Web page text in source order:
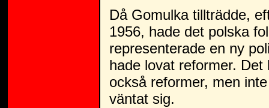
Då Gomulka tillträdde,
1956, hade det polska
representerade en ny
hade lovat reformer.
också reformer, men
väntat sig.